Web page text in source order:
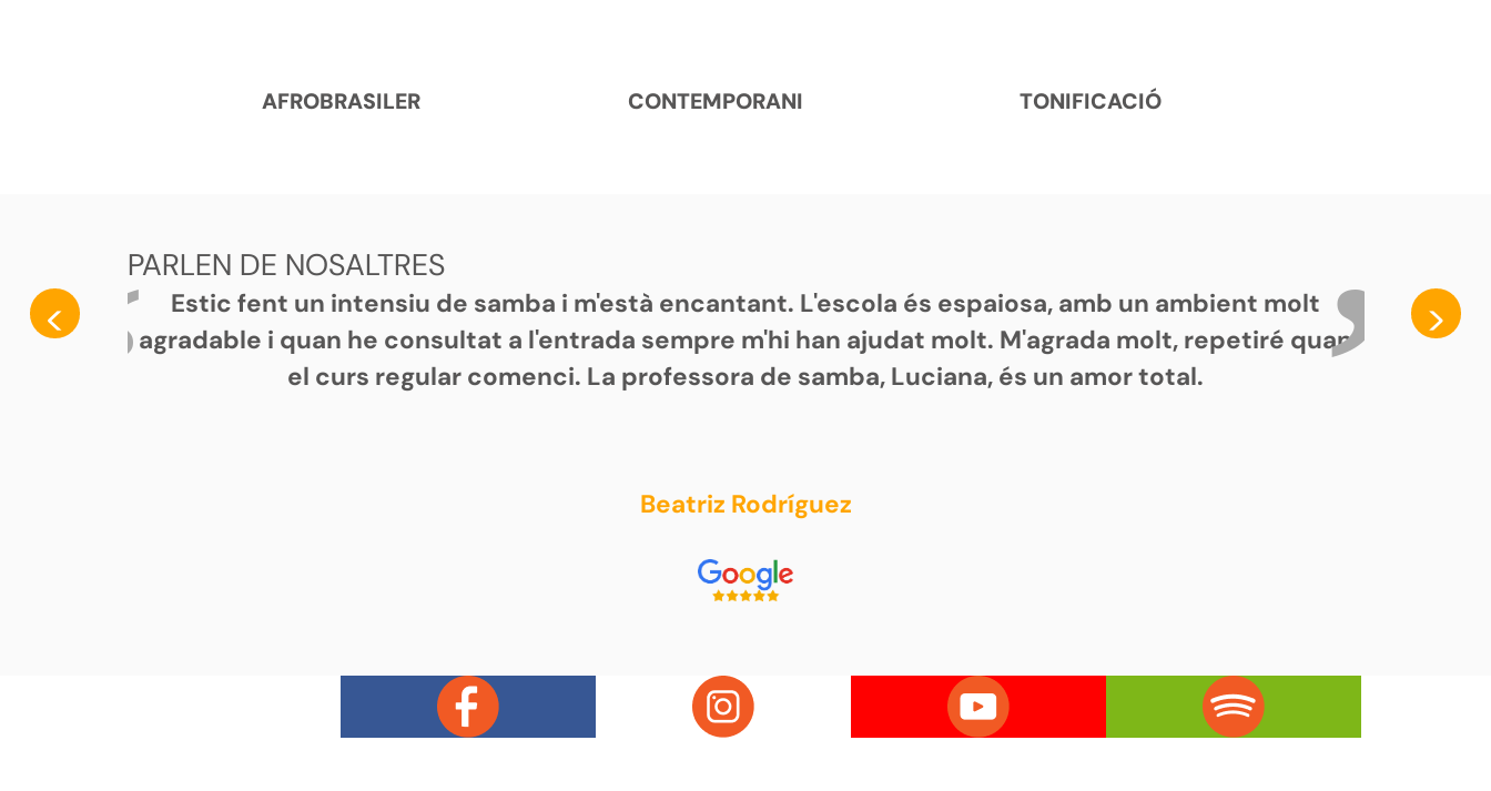
AFROBRASILER CONTEMPORANI TONIFICACIÓ
PARLEN DE NOSALTRES
<
Estic fent un intensiu de samba i m'està encantant. L'escola és espaiosa, amb un ambient molt
agradable i quan he consultat a l'entrada sempre m'hi han ajudat molt. M'agrada molt, repetiré quan
el curs regular comenci. La professora de samba, Luciana, és un amor total.
Beatriz Rodríguez
>